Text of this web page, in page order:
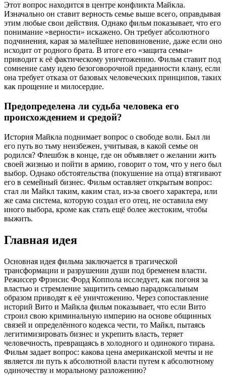
Этот вопрос находится в центре конфликта Майкла.
Изначально он ставит верность семье выше всего, оправдывая
этим любые свои действия. Однако фильм показывает, что его
понимание «верности» искажено. Он требует абсолютного
подчинения, карая за малейшее неповиновение, даже если оно
исходит от родного брата. В итоге его «защита семьи»
приводит к её фактическому уничтожению. Фильм ставит под
сомнение саму идею безоговорочной преданности клану, если
она требует отказа от базовых человеческих принципов, таких
как прощение и милосердие.
Предопределена ли судьба человека его
происхождением и средой?
История Майкла поднимает вопрос о свободе воли. Был ли
его путь во тьму неизбежен, учитывая, в какой семье он
родился? Флешбэк в конце, где он объявляет о желании жить
своей жизнью и пойти в армию, говорит о том, что у него был
выбор. Однако обстоятельства (покушение на отца) втягивают
его в семейный бизнес. Фильм оставляет открытым вопрос:
стал ли Майкл таким, каким стал, из-за своего характера, или
же сама система, которую создал его отец, не оставила ему
иного выбора, кроме как стать ещё более жестоким, чтобы
выжить.
Главная идея
Основная идея фильма заключается в трагической
трансформации и разрушении души под бременем власти.
Режиссер Фрэнсис Форд Коппола исследует, как погоня за
властью и стремление защитить семью парадоксальным
образом приводят к её уничтожению. Через сопоставление
историй Вито и Майкла фильм показывает, что если Вито
строил свою криминальную империю на основе общинных
связей и определённого кодекса чести, то Майкл, пытаясь
легитимизировать бизнес и укрепить власть, теряет
человечность, превращаясь в холодного и одинокого тирана.
Фильм задает вопрос: какова цена американской мечты и не
является ли путь к абсолютной власти путем к абсолютному
одиночеству и моральному разложению?